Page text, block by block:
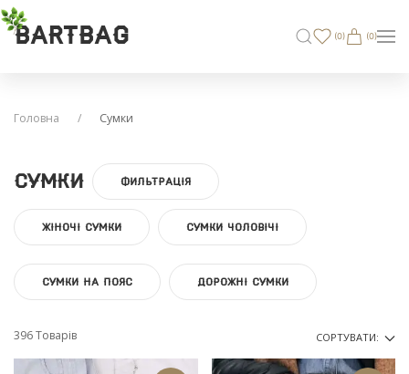
BARTBAG (0) (0)
Головна Сумки
Сумки ФИЛЬТРАЦІЯ
ЖІНОЧІ СУМКИ СУМКИ ЧОЛОВІЧІ
СУМКИ НА ПОЯС ДОРОЖНІ СУМКИ
396 Товарів СОРТУВАТИ: